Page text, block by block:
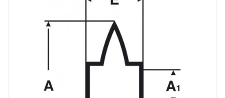
Вес нетто
Ваше сообщение